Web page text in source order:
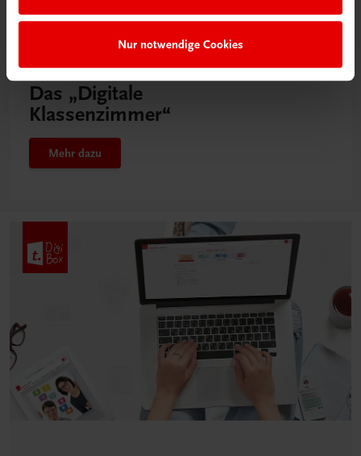
Nur notwendige Cookies
Neu in der DigiBox
Das „Digitale
Klassenzimmer“
Mehr dazu